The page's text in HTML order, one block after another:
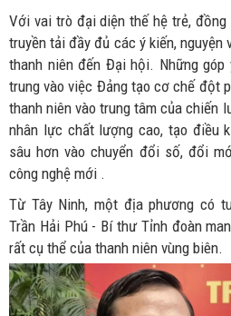
Với vai trò đại diện thế hệ trẻ,
truyền tải đầy đủ các ý kiến, nguyện
thanh niên đến Đại hội. Những
trung vào việc Đảng tạo cơ chế đột
thanh niên vào trung tâm của chiến
nhân lực chất lượng cao, tạo điều
sâu hơn vào chuyển đổi số, đổi
công nghệ mới .
Từ Tây Ninh, một địa phương có
Trần Hải Phú - Bí thư Tỉnh đoàn
rất cụ thể của thanh niên vùng biên.